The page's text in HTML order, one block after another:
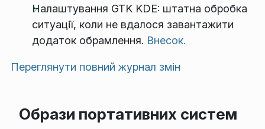
Налаштування GTK KDE: штатна обробка
ситуації, коли не вдалося завантажити
додаток обрамлення. Внесок.
Переглянути повний журнал змін
Образи портативних систем